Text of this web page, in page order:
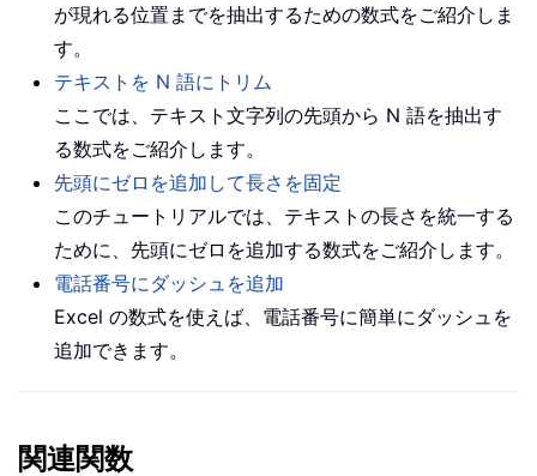
が現れる位置までを抽出するための数式をご紹介しま
す。
テキストを N 語にトリム
ここでは、テキスト文字列の先頭から N 語を抽出す
る数式をご紹介します。
先頭にゼロを追加して長さを固定
このチュートリアルでは、テキストの長さを統一する
ために、先頭にゼロを追加する数式をご紹介します。
電話番号にダッシュを追加
Excel の数式を使えば、電話番号に簡単にダッシュを
追加できます。
関連関数